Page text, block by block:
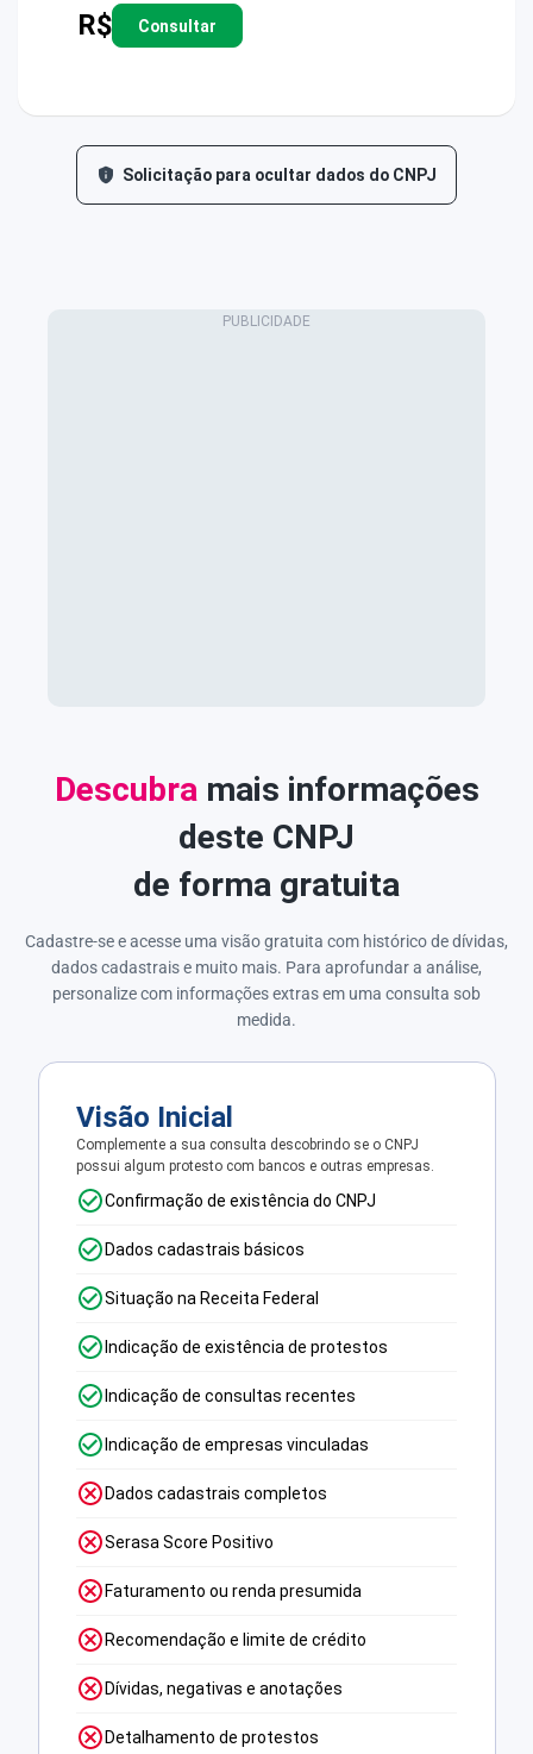
R$ Consultar
Solicitação para ocultar dados do CNPJ
Descubramais informações
deste CNPJ
de forma gratuita
Cadastre-se e acesse uma visão gratuita com histórico de dívidas,
dados cadastrais e muito mais. Para aprofundar a análise,
personalize com informações extras em uma consulta sob
medida.
Visão Inicial
Complemente a sua consulta descobrindo se o CNPJ
possui algum protesto com bancos e outras empresas.
Confirmação de existência do CNPJ
Dados cadastrais básicos
Situação na Receita Federal
Indicação de existência de protestos
Indicação de consultas recentes
Indicação de empresas vinculadas
Dados cadastrais completos
Serasa Score Positivo
Faturamento ou renda presumida
Recomendação e limite de crédito
Dívidas, negativas e anotações
Detalhamento de protestos